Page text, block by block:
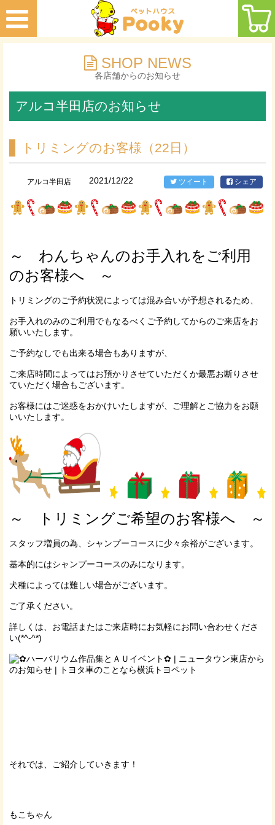
SHOP NEWS
各店舗からのお知らせ
アルコ半田店のお知らせ
トリミングのお客様（22日）
アルコ半田店 2021/12/22 ツイート シェア
～ わんちゃんのお手入れをご利用
のお客様へ ～
トリミングのご予約状況によっては混み合いが予想されるため、
お手入れのみのご利用でもなるべくご予約してからのご来店をお
願いいたします。
ご予約なしでも出来る場合もありますが、
ご来店時間によってはお預かりさせていただくか最悪お断りさせ
ていただく場合もございます。
お客様にはご迷惑をおかけいたしますが、ご理解とご協力をお願
いいたします。
～ トリミングご希望のお客様へ ～
スタッフ増員の為、シャンプーコースに少々余裕がございます。
基本的にはシャンプーコースのみになります。
犬種によっては難しい場合がございます。
ご了承ください。
詳しくは、お電話またはご来店時にお気軽にお問い合わせくださ
い(*^-^*)
それでは、ご紹介していきます！
もこちゃん